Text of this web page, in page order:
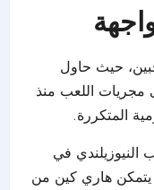
حيث حاول
مجريات اللعب منذ
المتكررة.
النيوزيلندي في
يتمكن هاري كين من